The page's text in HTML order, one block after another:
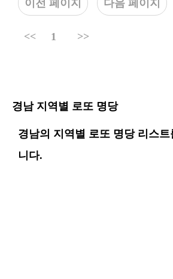
이전 페이지 다음 페이지
<< 1 >>
경남 지역별 로또 명당
경남의 지역별 로또 명당 리스
니다.